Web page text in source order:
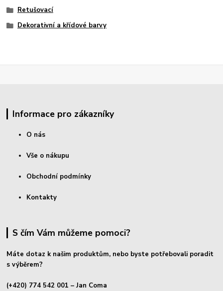
Retušovací
Dekorativní a křídové barvy
Informace pro zákazníky
O nás
Vše o nákupu
Obchodní podmínky
Kontakty
S čím Vám můžeme pomoci?
Máte dotaz k našim produktům, nebo byste potřebovali poradit
s výběrem?
(+420) 774 542 001 – Jan Coma